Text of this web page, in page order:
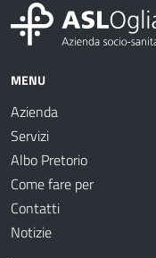
MENU
Azienda
Servizi
Albo Pretorio
Come fare per
Contatti
Notizie